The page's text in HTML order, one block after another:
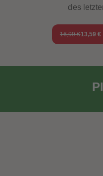
des
16,99 €13,59 €